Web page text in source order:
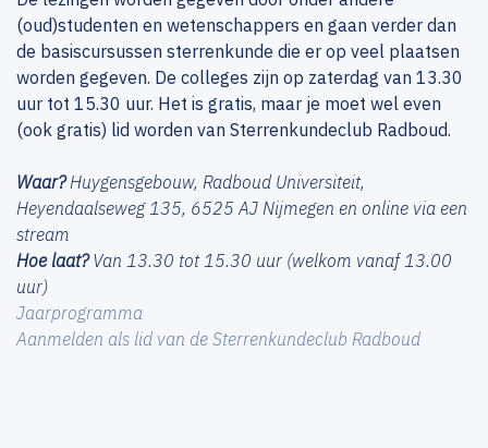
(oud)studenten en wetenschappers en gaan verder dan
de basiscursussen sterrenkunde die er op veel plaatsen
worden gegeven. De colleges zijn op zaterdag van 13.30
uur tot 15.30 uur. Het is gratis, maar je moet wel even
(ook gratis) lid worden van Sterrenkundeclub Radboud.
Waar?Huygensgebouw, Radboud Universiteit,
Heyendaalseweg 135, 6525 AJ Nijmegen en online via een
stream
Hoe laat?Van 13.30 tot 15.30 uur (welkom vanaf 13.00
uur)
Jaarprogramma
Aanmelden als lid van de Sterrenkundeclub Radboud